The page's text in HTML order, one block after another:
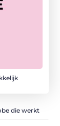
die werkt